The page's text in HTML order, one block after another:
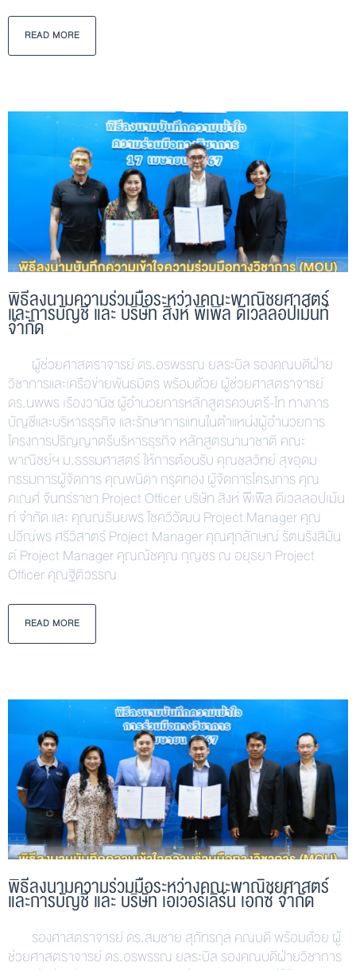
READ MORE
พิธีลงนามความร่วมมือระหว่างคณะพาณิชยศาสตร์
และการบัญชี และ บริษัท สิงห์ พีเพิล ดีเวลลอปเม้นท์
จำกัด
ผู้ช่วยศาสตราจารย์ ดร.อรพรรณ ยลระบิล รองคณบดีฝ่าย
วิชาการและเครือข่ายพันธมิตร พร้อมด้วย ผู้ช่วยศาสตราจารย์
ดร.นพพร เรืองวานิช ผู้อำนวยการหลักสูตรควบตรี-โท ทางการ
บัญชีและบริหารธุรกิจ และรักษาการแทนในตำแหน่งผู้อำนวยการ
โครงการปริญญาตรีบริหารธุรกิจ หลักสูตรนานาชาติ คณะ
พาณิชย์ฯ ม.ธรรมศาสตร์ ให้การต้อนรับ คุณชลวิทย์ สุขอุดม
กรรมการผู้จัดการ คุณพนิดา กรุดทอง ผู้จัดการโครงการ คุณ
คเณศ์ จันทร์ราชา Project Officer บริษัท สิงห์ พีเพิล ดีเวลลอปเม้น
ท์ จำกัด และ คุณณธันยพร โชควิวัฒน Project Manager คุณ
ปวีณ์พร ศรีวิสาตร์ Project Manager คุณศุภลักษณ์ รัตนรังสิมัน
ต์ Project Manager คุณณัชคุณ กุญชร ณ อยุธยา Project
Officer คุณฐิติวรรณ
READ MORE
พิธีลงนามความร่วมมือระหว่างคณะพาณิชยศาสตร์
และการบัญชี และ บริษัท เอเวอร์เลิร์น เอกซ์ จำกัด
รองศาสตราจารย์ ดร.สมชาย สุภัทรกุล คณบดี พร้อมด้วย ผู้
ช่วยศาสตราจารย์ ดร.อรพรรณ ยลระบิล รองคณบดีฝ่ายวิชาการ